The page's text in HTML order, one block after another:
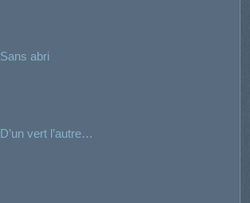
Sans abri
D’un vert l’autre…